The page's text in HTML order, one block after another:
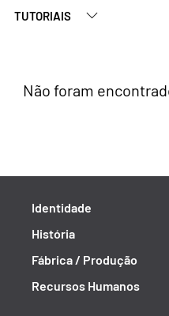
TUTORIAIS
Não foram
Identidade
História
Fábrica / Produção
Recursos Humanos